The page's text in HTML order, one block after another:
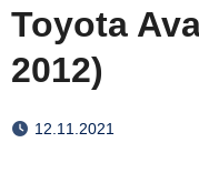
Toyota
2012)
12.11.2021